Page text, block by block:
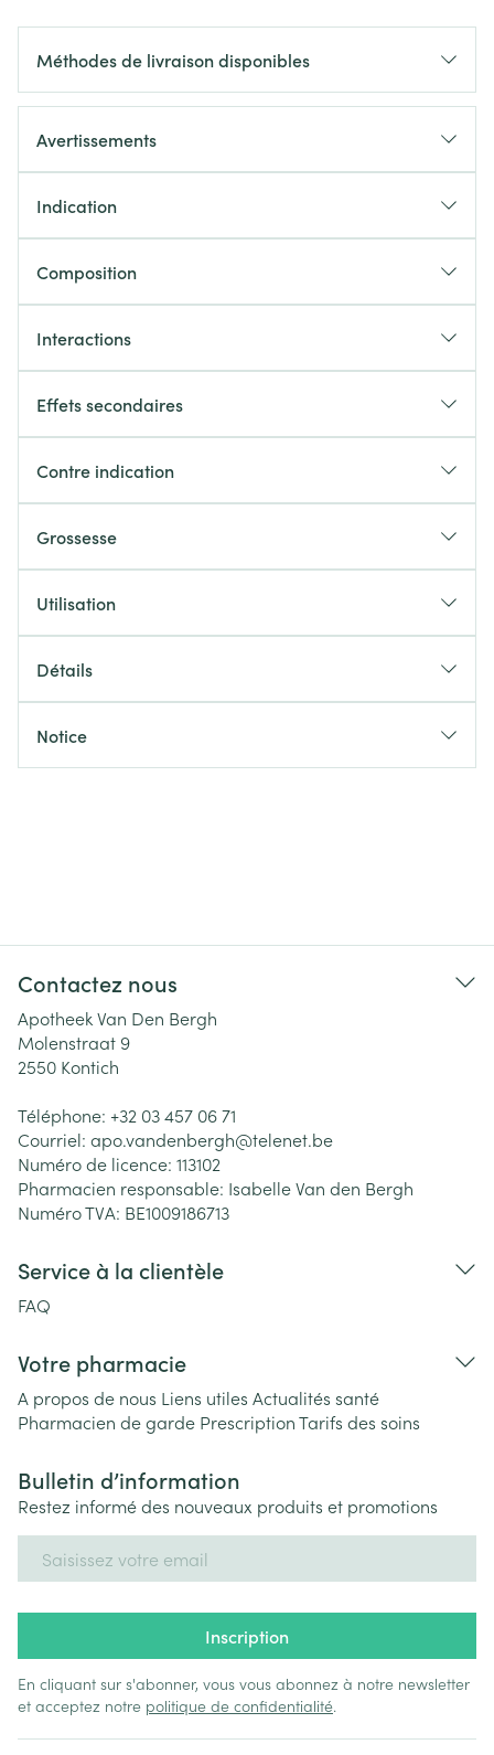
Méthodes de livraison disponibles
Avertissements
Indication
Composition
Interactions
Effets secondaires
Contre indication
Grossesse
Utilisation
Détails
Notice
Contactez nous
Apotheek Van Den Bergh
Molenstraat 9
2550 Kontich
Téléphone: +32 03 457 06 71
Courriel: apo.vandenbergh@telenet.be
Numéro de licence: 113102
Pharmacien responsable: Isabelle Van den Bergh
Numéro TVA: BE1009186713
Service à la clientèle
FAQ
Votre pharmacie
A propos de nous Liens utiles Actualités santé
Pharmacien de garde PrescriptionTarifs des soins
Bulletin d’information
Restez informé des nouveaux produits et promotions
Inscription
En cliquant sur s'abonner, vous vous abonnez à notre newsletter
et acceptez notre politique de confidentialité.